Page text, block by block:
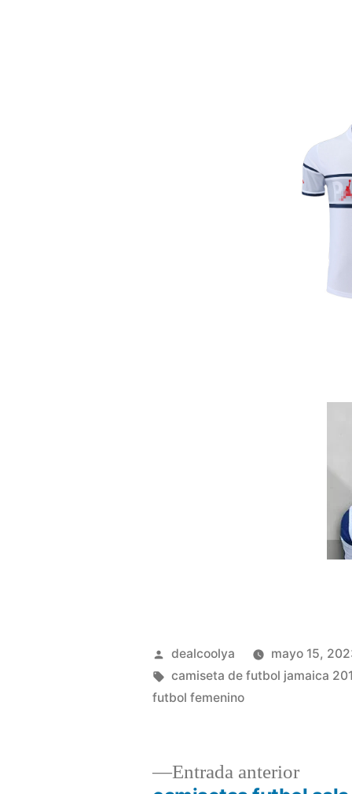
Publicado
por
dealcoolya mayo 15,
Etiquetas:
camiseta de futbol jamaica
futbol femenino
Entrada anteriorEntrada